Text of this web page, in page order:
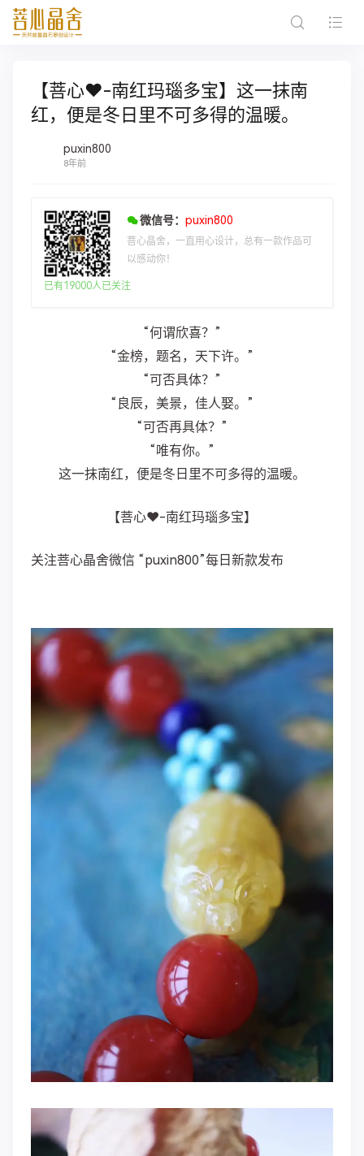
【菩心❤️-南红玛瑙多宝】这一抹南
红，便是冬日里不可多得的温暖。
puxin800
8年前
微信号： puxin800
菩心晶舍，一直用心设计，总有一款作品可
以感动你！
已有19000人已关注
“何谓欣喜？”
“金榜，题名，天下许。”
“可否具体？”
“良辰，美景，佳人娶。”
“可否再具体？”
“唯有你。”
这一抹南红，便是冬日里不可多得的温暖。​​​​
【菩心❤️-南红玛瑙多宝】
关注菩心晶舍微信 “puxin800”每日新款发布